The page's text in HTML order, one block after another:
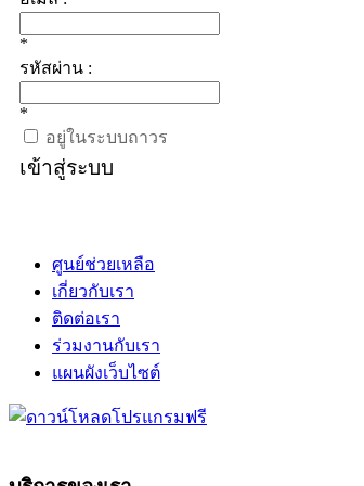
*
รหัสผ่าน :
*
อยู่ในระบบถาวร
เข้าสู่ระบบ
ศูนย์ช่วยเหลือ
เกี่ยวกับเรา
ติดต่อเรา
ร่วมงานกับเรา
แผนผังเว็บไซต์